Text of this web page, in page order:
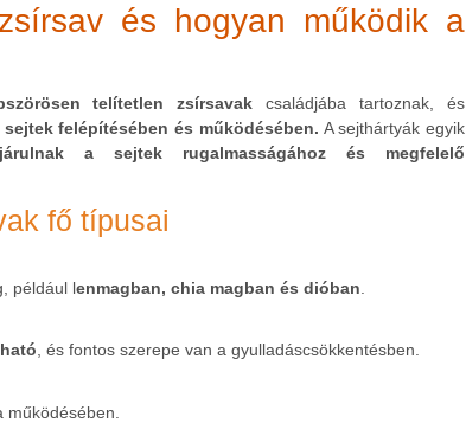
és hogyan működik a
telítetlen zsírsavak családjába tartoznak, és
felépítésében és működésében. A sejthártyák egyik
a sejtek rugalmasságához és megfelelő
fő típusai
például lenmagban, chia magban és dióban
, és fontos szerepe van a gyulladáscsökkentésben.